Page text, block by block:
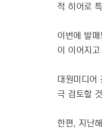
적 히어로
이번에 발
이 이어지
대원미디어
극 검토할
한편, 지난